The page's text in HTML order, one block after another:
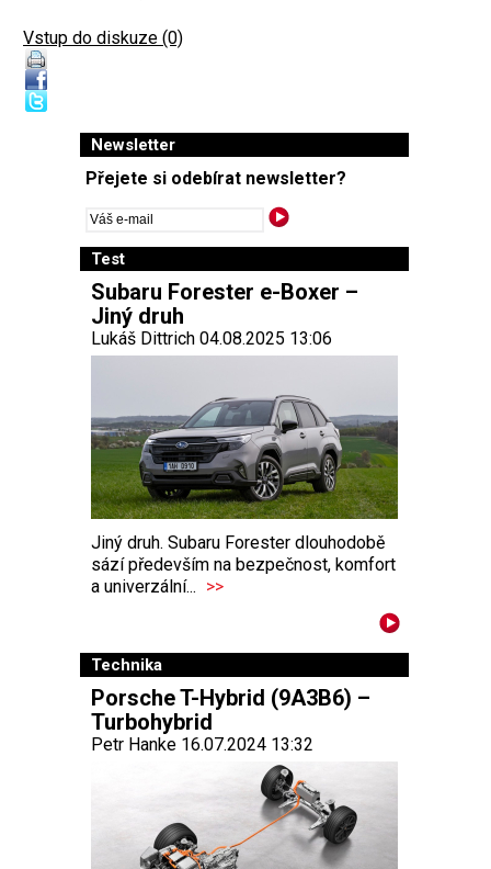
Vstup do diskuze (0)
Newsletter
Přejete si odebírat newsletter?
Test
Subaru Forester e-Boxer –
Jiný druh
Lukáš Dittrich 04.08.2025 13:06
Jiný druh. Subaru Forester dlouhodobě
sází především na bezpečnost, komfort
a univerzální... >>
Technika
Porsche T-Hybrid (9A3B6) –
Turbohybrid
Petr Hanke 16.07.2024 13:32